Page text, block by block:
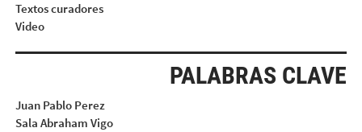
Textos curadores
Video
PALABRAS CLAVE
Juan Pablo Perez
Sala Abraham Vigo